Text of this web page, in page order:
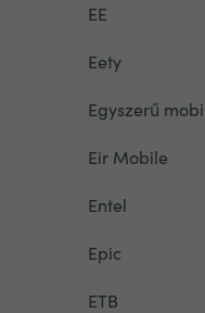
EE
Eety
Egyszerű
Eir Mobile
Entel
Epic
ETB